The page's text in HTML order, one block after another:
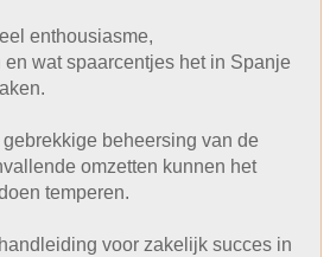
enthousiasme,
wat spaarcentjes het in Spanje
beheersing van de
omzetten kunnen het
temperen.
voor zakelijk succes in